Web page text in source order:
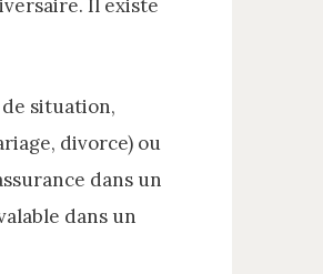
Il existe
situation,
divorce) ou
dans un
dans un